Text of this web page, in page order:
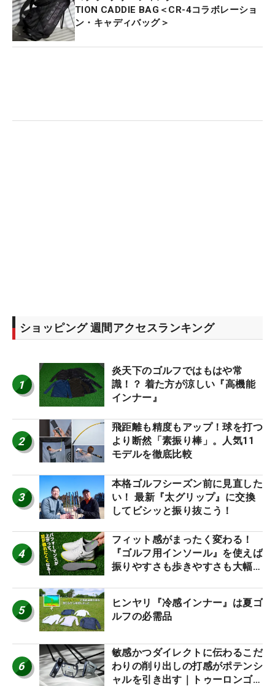
TION CADDIE BAG＜CR-4コラボレーショ
ン・キャディバッグ＞
ショッピング 週間アクセスランキング
1
炎天下のゴルフではもはや常
識！？ 着た方が涼しい『高機能
インナー』
2
飛距離も精度もアップ！球を打つ
より断然「素振り棒」。人気11
モデルを徹底比較
3
本格ゴルフシーズン前に見直した
い！ 最新『太グリップ』に交換
してビシッと振り抜こう！
4
フィット感がまったく変わる！
『ゴルフ用インソール』を使えば
振りやすさも歩きやすさも大幅に
5
ヒンヤリ『冷感インナー』は夏ゴ
ルフの必需品
6
敏感かつダイレクトに伝わるこだ
わりの削り出しの打感がポテンシ
ャルを引き出す｜トゥーロンゴル